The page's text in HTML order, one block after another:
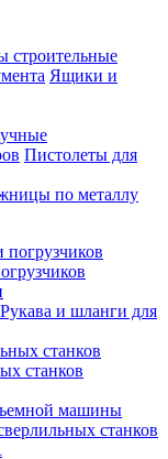
строительные
Ящики и
Пистолеты для
по металлу
Рукава и шланги для
станков
машины
станков